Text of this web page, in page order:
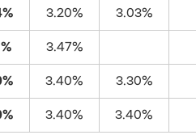
3.20% 3.03%
3.47%
3.40% 3.30%
3.40% 3.40%